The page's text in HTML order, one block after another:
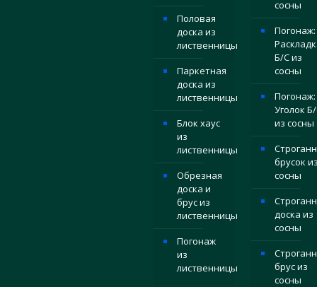
Половая
доска из
лиственницы
Паркетная
доска из
лиственницы
Блок хаус
из
лиственницы
Обрезная
доска и
брус из
лиственницы
Погонаж
из
лиственницы
сосны
Погонаж:
Б/С из
сосны
Погонаж:
Уголок
из сосны
брусок
сосны
доска из
сосны
брус из
сосны